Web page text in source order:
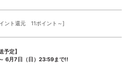
ント還元 11ポイント～]
定】
6月7日（日）23:59まで!!